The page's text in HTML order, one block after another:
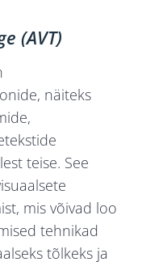
(AVT)
näiteks
teise. See
mis võivad loo
tehnikad
tõlkeks ja